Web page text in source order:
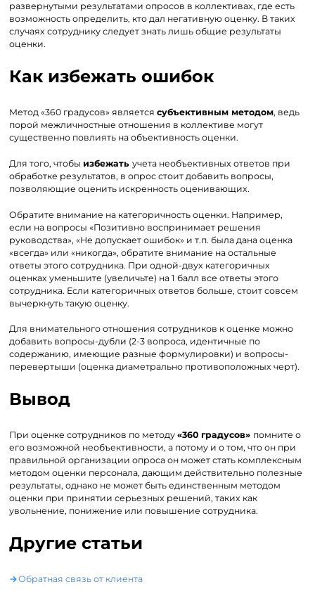
развернутыми результатами опросов в коллективах, где есть
возможность определить, кто дал негативную оценку. В таких
случаях сотруднику следует знать лишь общие результаты
оценки.
Как избежать ошибок
Метод «360 градусов» являетсясубъективным методом, ведь
порой межличностные отношения в коллективе могут
существенно повлиять на объективность оценки.
Для того, чтобы избежатьучета необъективных ответов при
обработке результатов, в опрос стоит добавить вопросы,
позволяющие оценить искренность оценивающих.
Обратите внимание на категоричность оценки. Например,
если на вопросы «Позитивно воспринимает решения
руководства», «Не допускает ошибок» и т.п. была дана оценка
«всегда» или «никогда», обратите внимание на остальные
ответы этого сотрудника. При одной-двух категоричных
оценках уменьшите (увеличьте) на 1 балл все ответы этого
сотрудника. Если категоричных ответов больше, стоит совсем
вычеркнуть такую оценку.
Для внимательного отношения сотрудников к оценке можно
добавить вопросы-дубли (2-3 вопроса, идентичные по
содержанию, имеющие разные формулировки) и вопросы-
перевертыши (оценка диаметрально противоположных черт).
Вывод
При оценке сотрудников по методу«360 градусов» помните о
его возможной необъективности, а потому и о том, что он при
правильной организации опроса он может стать комплексным
методом оценки персонала, дающим действительно полезные
результаты, однако не может быть единственным методом
оценки при принятии серьезных решений, таких как
увольнение, понижение или повышение сотрудника.
Другие статьи
Обратная связь от клиента